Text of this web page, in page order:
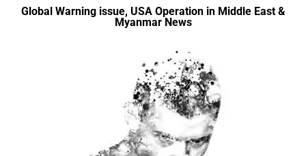
Global Warning issue, USA Operation in Middle East &
Myanmar News